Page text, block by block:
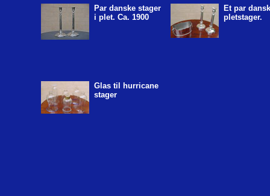
Par danske stager
i plet. Ca. 1900
Et par
pletstager.
Glas til hurricane
stager